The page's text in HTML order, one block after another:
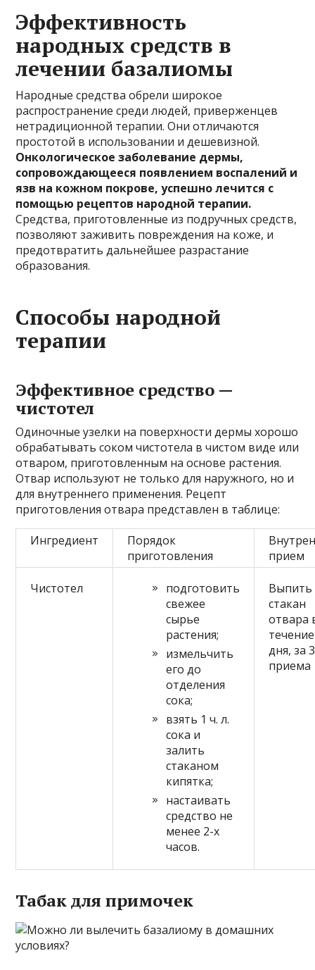
Эффективность
народных средств в
лечении базалиомы
Народные средства обрели широкое
распространение среди людей, приверженцев
нетрадиционной терапии. Они отличаются
простотой в использовании и дешевизной.
Онкологическое заболевание дермы,
сопровождающееся появлением воспалений и
язв на кожном покрове, успешно лечится с
помощью рецептов народной терапии.
Средства, приготовленные из подручных средств,
позволяют заживить повреждения на коже, и
предотвратить дальнейшее разрастание
образования.
Способы народной
терапии
Эффективное средство —
чистотел
Одиночные узелки на поверхности дермы хорошо
обрабатывать соком чистотела в чистом виде или
отваром, приготовленным на основе растения.
Отвар используют не только для наружного, но и
для внутреннего применения. Рецепт
приготовления отвара представлен в таблице:
Ингредиент
Порядок
приготовления
прием
Чистотел
подготовить
свежее
сырье
растения;
измельчить
его до
отделения
сока;
взять 1 ч. л.
сока и
залить
стаканом
кипятка;
настаивать
средство не
менее 2-х
часов.
Выпить
стакан
отвара
течение
дня, за
приема
Табак для примочек